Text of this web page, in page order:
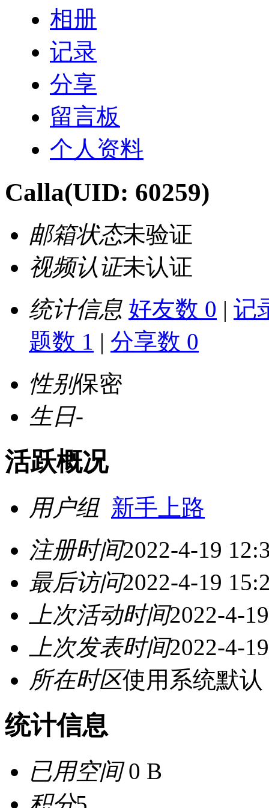
相册
记录
分享
留言板
个人资料
Calla(UID: 60259)
邮箱状态未验证
视频认证未认证
统计信息 好友数 0 | 记
题数 1 | 分享数 0
性别保密
生日-
活跃概况
用户组 新手上路
注册时间2022-4-19
最后访问2022-4-19
上次活动时间2022-4-
上次发表时间2022-4-
所在时区使用系统默认
统计信息
已用空间0 B